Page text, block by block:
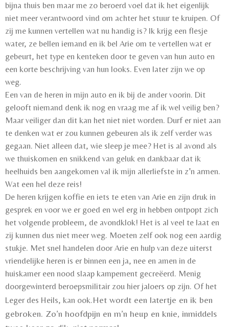
bijna thuis ben maar me zo beroerd voel dat ik het eigenlijk
niet meer verantwoord vind om achter het stuur te kruipen. Of
zij me kunnen vertellen wat nu handig is? Ik krijg een flesje
water, ze bellen iemand en ik bel Arie om te vertellen wat er
gebeurt, het type en kenteken door te geven van hun auto en
een korte beschrijving van hun looks. Even later zijn we op
weg.
Een van de heren in mijn auto en ik bij de ander voorin. Dit
gelooft niemand denk ik nog en vraag me af ik wel veilig ben?
Maar veiliger dan dit kan het niet niet worden. Durf er niet aan
te denken wat er zou kunnen gebeuren als ik zelf verder was
gegaan. Niet alleen dat, wie sleep je mee? Het is al avond als
we thuiskomen en snikkend van geluk en dankbaar dat ik
heelhuids ben aangekomen val ik mijn allerliefste in z’n armen.
Wat een hel deze reis!
De heren krijgen koffie en iets te eten van Arie en zijn druk in
gesprek en voor we er goed en wel erg in hebben ontpopt zich
het volgende probleem, de avondklok! Het is al veel te laat en
zij kunnen dus niet meer weg. Moeten zelf ook nog een aardig
stukje. Met snel handelen door Arie en hulp van deze uiterst
vriendelijke heren is er binnen een ja, nee en amen in de
huiskamer een nood slaap kampement gecreëerd. Menig
doorgewinterd beroepsmilitair zou hier jaloers op zijn. Of het
Leger des Heils, kan ook.Het wordt een latertje en ik ben
gebroken. Zo’n hoofdpijn en m’n heup en knie, inmiddels